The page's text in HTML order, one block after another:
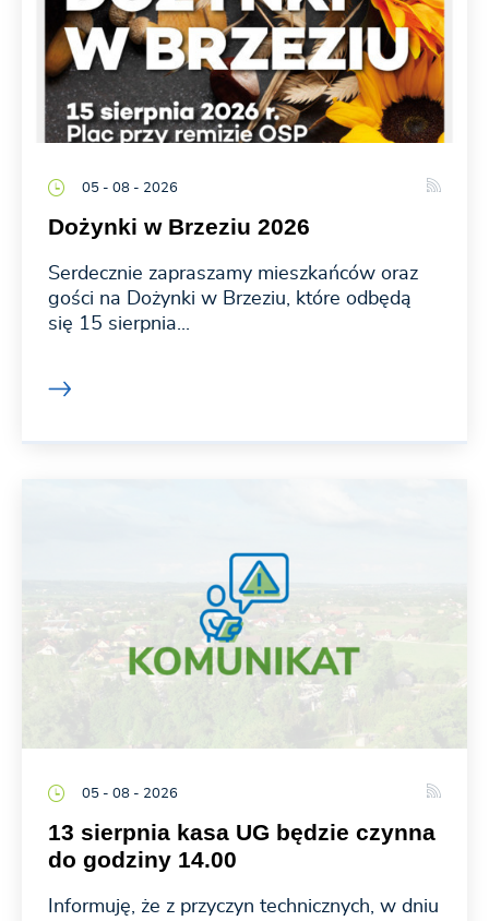
05 - 08 - 2026
Dożynki w Brzeziu 2026
Serdecznie zapraszamy mieszkańców oraz
gości na Dożynki w Brzeziu, które odbędą
się 15 sierpnia...
05 - 08 - 2026
13 sierpnia kasa UG będzie czynna
do godziny 14.00
Informuję, że z przyczyn technicznych, w dniu